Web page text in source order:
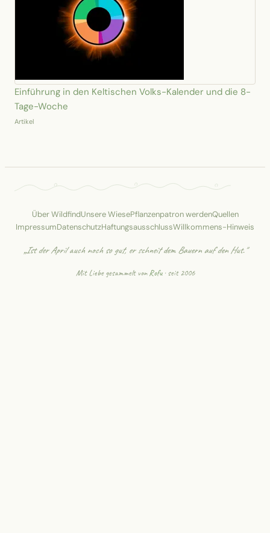
Einführung in den Keltischen Volks-Kalender und die 8-
Tage-Woche
Artikel
Über WildfindUnsere WiesePflanzenpatron werdenQuellen
ImpressumDatenschutzHaftungsausschlussWillkommens-Hinweis
„Ist der April auch noch so gut, er schneit dem Bauern auf den Hut."
Mit Liebe gesammelt vonRofu· seit 2006